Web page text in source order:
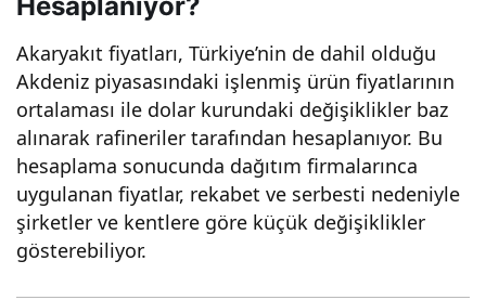
Akaryakıt fiyatları, Türkiye’nin de dahil olduğu
Akdeniz piyasasındaki işlenmiş ürün fiyatlarının
ortalaması ile dolar kurundaki değişiklikler baz
alınarak rafineriler tarafından hesaplanıyor. Bu
hesaplama sonucunda dağıtım firmalarınca
uygulanan fiyatlar, rekabet ve serbesti nedeniyle
şirketler ve kentlere göre küçük değişiklikler
gösterebiliyor.